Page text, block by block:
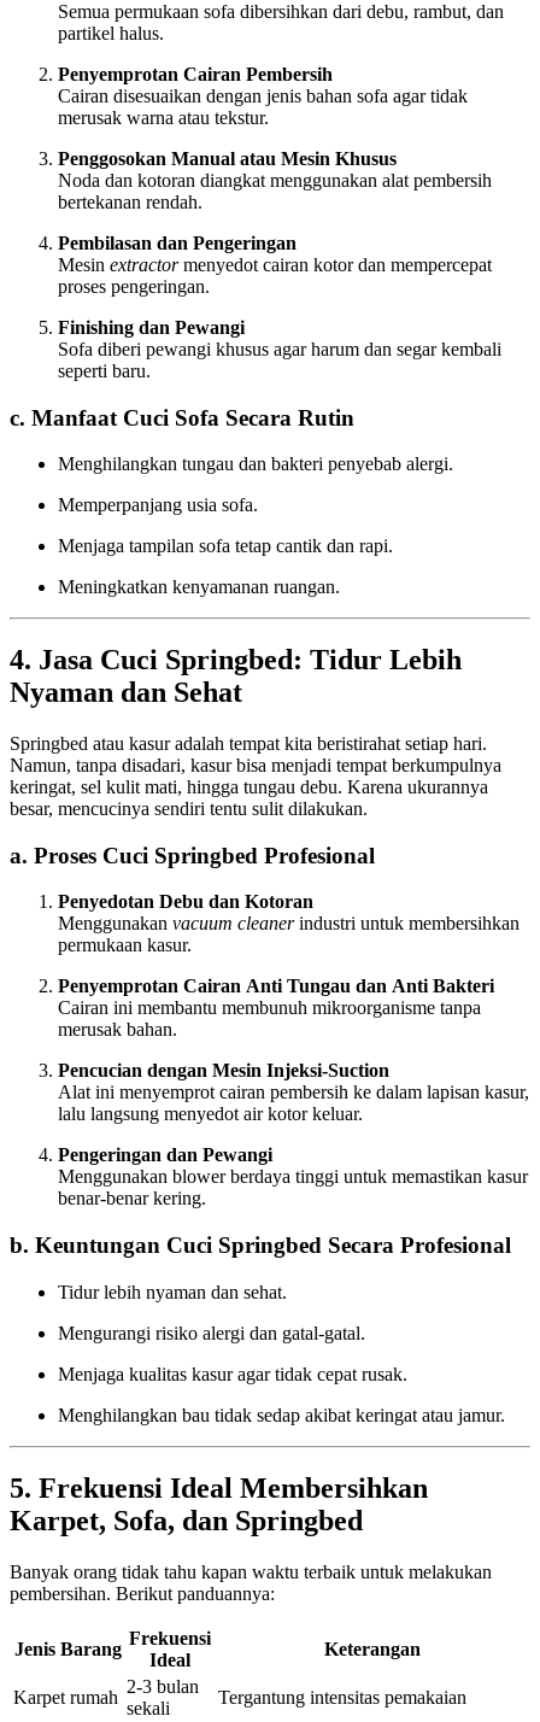
Semua permukaan sofa dibersihkan dari debu, rambut, dan
partikel halus.
Penyemprotan Cairan Pembersih
Cairan disesuaikan dengan jenis bahan sofa agar tidak
merusak warna atau tekstur.
Penggosokan Manual atau Mesin Khusus
Noda dan kotoran diangkat menggunakan alat pembersih
bertekanan rendah.
Pembilasan dan Pengeringan
Mesin extractormenyedot cairan kotor dan mempercepat
proses pengeringan.
Finishing dan Pewangi
Sofa diberi pewangi khusus agar harum dan segar kembali
seperti baru.
c. Manfaat Cuci Sofa Secara Rutin
Menghilangkan tungau dan bakteri penyebab alergi.
Memperpanjang usia sofa.
Menjaga tampilan sofa tetap cantik dan rapi.
Meningkatkan kenyamanan ruangan.
4. Jasa Cuci Springbed: Tidur Lebih
Nyaman dan Sehat
Springbed atau kasur adalah tempat kita beristirahat setiap hari.
Namun, tanpa disadari, kasur bisa menjadi tempat berkumpulnya
keringat, sel kulit mati, hingga tungau debu. Karena ukurannya
besar, mencucinya sendiri tentu sulit dilakukan.
a. Proses Cuci Springbed Profesional
Penyedotan Debu dan Kotoran
Menggunakan vacuum cleanerindustri untuk membersihkan
permukaan kasur.
Penyemprotan Cairan Anti Tungau dan Anti Bakteri
Cairan ini membantu membunuh mikroorganisme tanpa
merusak bahan.
Pencucian dengan Mesin Injeksi-Suction
Alat ini menyemprot cairan pembersih ke dalam lapisan kasur,
lalu langsung menyedot air kotor keluar.
Pengeringan dan Pewangi
Menggunakan blower berdaya tinggi untuk memastikan kasur
benar-benar kering.
b. Keuntungan Cuci Springbed Secara Profesional
Tidur lebih nyaman dan sehat.
Mengurangi risiko alergi dan gatal-gatal.
Menjaga kualitas kasur agar tidak cepat rusak.
Menghilangkan bau tidak sedap akibat keringat atau jamur.
5. Frekuensi Ideal Membersihkan
Karpet, Sofa, dan Springbed
Banyak orang tidak tahu kapan waktu terbaik untuk melakukan
pembersihan. Berikut panduannya:
Jenis Barang
Frekuensi
Ideal
Keterangan
Karpet rumah
2-3 bulan
sekali
Tergantung intensitas pemakaian